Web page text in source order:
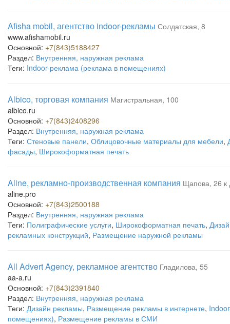
Afisha mobil, агентство indoor-рекламы Солдатская, 8
www.afishamobil.ru
Основной: +7(843)5188427
Раздел: Внутренняя, наружная реклама
Теги: Indoor-реклама (реклама в помещениях)
Albico, торговая компания Магистральная, 100
albico.ru
Основной: +7(843)2408296
Раздел: Внутренняя, наружная реклама
Теги: Стеновые панели, Облицовочные материалы для мебели,
фасады, Широкоформатная печать
Aline, рекламно-производственная компания Щапова, 26 к
aline.pro
Основной: +7(843)2500188
Раздел: Внутренняя, наружная реклама
Теги: Полиграфические услуги, Широкоформатная печать,
рекламных конструкций, Размещение наружной рекламы
All Advert Agency, рекламное агентство Гладилова, 55
aa-a.ru
Основной: +7(843)2391840
Раздел: Внутренняя, наружная реклама
Теги: Дизайн рекламы, Размещение рекламы в интернете,
помещениях), Размещение рекламы в СМИ